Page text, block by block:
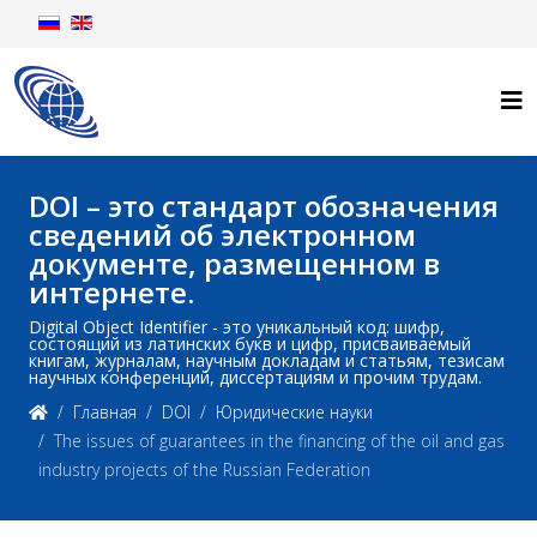
DOI – это стандарт обозначения
сведений об электронном
документе, размещенном в
интернете.
Digital Object Identifier - это уникальный код: шифр,
состоящий из латинских букв и цифр, присваиваемый
книгам, журналам, научным докладам и статьям, тезисам
научных конференций, диссертациям и прочим трудам.
Главная
DOI
Юридические науки
The issues of guarantees in the financing of the oil and gas
industry projects of the Russian Federation